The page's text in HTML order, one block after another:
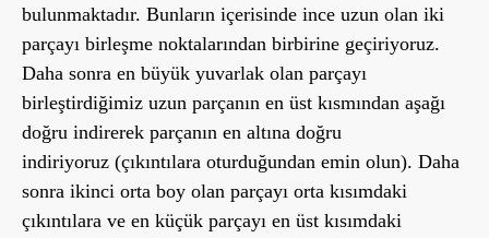
bulunmaktadır. Bunların içerisinde ince uzun olan iki
parçayı birleşme noktalarından birbirine geçiriyoruz.
Daha sonra en büyük yuvarlak olan parçayı
birleştirdiğimiz uzun parçanın en üst kısmından aşağı
doğru indirerek parçanın en altına doğru
indiriyoruz (çıkıntılara oturduğundan emin olun). Daha
sonra ikinci orta boy olan parçayı orta kısımdaki
çıkıntılara ve en küçük parçayı en üst kısımdaki